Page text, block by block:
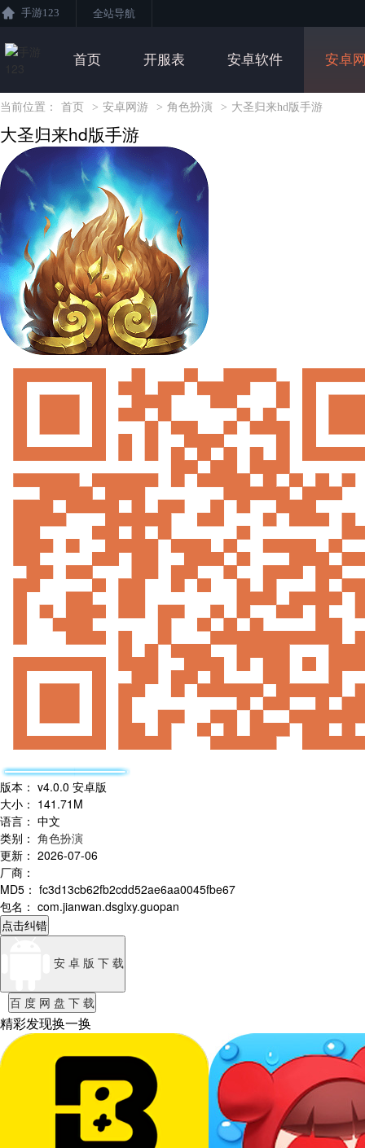
手游123 全站导航
首页 开服表 安卓软件 安卓
当前位置： 首页 > 安卓网游 > 角色扮演 > 大圣归来hd版手游
大圣归来hd版手游
版本 ： v4.0.0 安卓版
大小 ： 141.71M
语言 ： 中文
类别 ： 角色扮演
更新 ： 2026-07-06
厂商 ：
MD5 ： fc3d13cb62fb2cdd52ae6aa0045fbe67
包名 ： com.jianwan.dsglxy.guopan
点击纠错
安 卓 版 下 载
百 度 网 盘 下 载
精彩发现换一换